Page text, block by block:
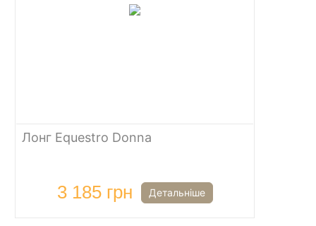
Лонг Equestro Donna
3 185 грн Детальніше